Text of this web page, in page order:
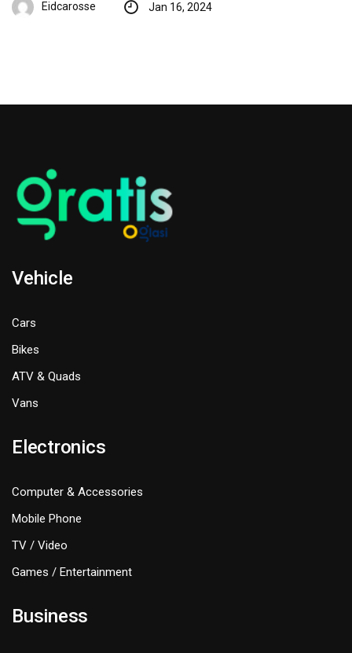
Eidcarosse Jan 16, 2024
Vehicle
Cars
Bikes
ATV & Quads
Vans
Electronics
Computer & Accessories
Mobile Phone
TV / Video
Games / Entertainment
Business